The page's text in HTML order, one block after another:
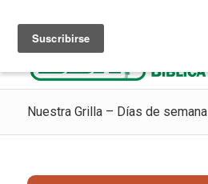
Nuestra Grilla – Días de semana